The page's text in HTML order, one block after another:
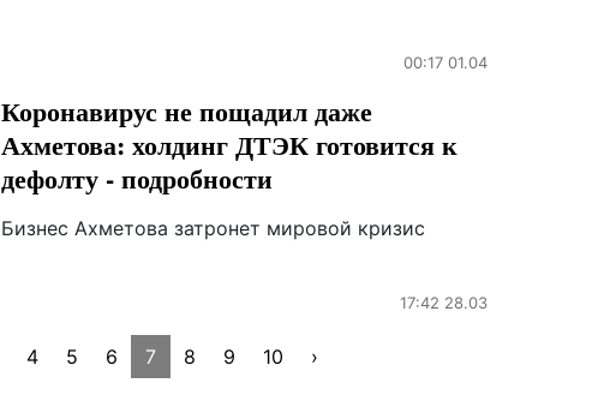
00:17 01.04
Коронавирус не пощадил даже
Ахметова: холдинг ДТЭК готовится к
дефолту - подробности
Бизнес Ахметова затронет мировой кризис
17:42 28.03
4 5 6 7 8 9 10 ›